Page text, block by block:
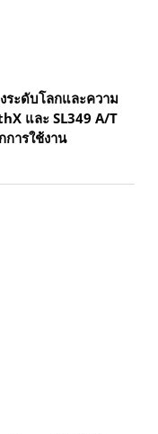
ระดับโลกและความ
และ SL349 A/T
การใช้งาน